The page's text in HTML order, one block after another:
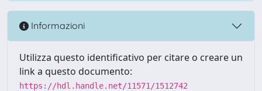
Informazioni
Utilizza questo identificativo per citare o creare un
link a questo documento:
https://hdl.handle.net/11571/1512742